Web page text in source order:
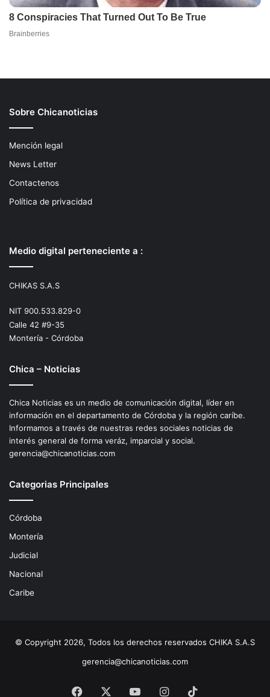
Sobre Chicanoticias
Mención legal
News Letter
Contactenos
Política de privacidad
Medio digital perteneciente a :
CHIKAS S.A.S
NIT 900.533.829-0
Calle 42 #9-35
Montería - Córdoba
Chica – Noticias
Chica Noticias es un medio de comunicación digital, líder en
información en el departamento de Córdoba y la región caríbe.
Informamos a través de nuestras redes sociales noticias de
interés general de forma veráz, imparcial y social.
gerencia@chicanoticias.com
Categorias Principales
Córdoba
Montería
Judicial
Nacional
Caribe
© Copyright 2026, Todos los derechos reservados CHIKA S.A.S
gerencia@chicanoticias.com
Facebook YouTubeInstagram